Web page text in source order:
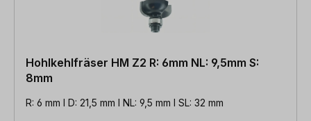
Hohlkehlfräser HM Z2 R: 6mm NL: 9,5mm S:
8mm
R: 6 mm l D: 21,5 mm l NL: 9,5 mm l SL: 32 mm